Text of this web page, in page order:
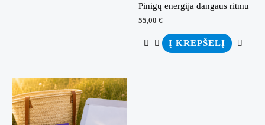
Pinigų energija dangaus ritmu
55,00 €
Į KREPŠELĮ